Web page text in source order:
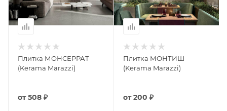
Плитка МОНСЕРРАТ
(Kerama Marazzi)
от508 ₽
Плитка МОНТИШ
(Kerama Marazzi)
от200 ₽